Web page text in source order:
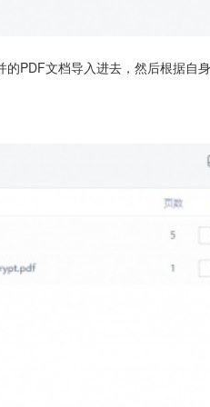
PDF文档导入进去，然后根据自